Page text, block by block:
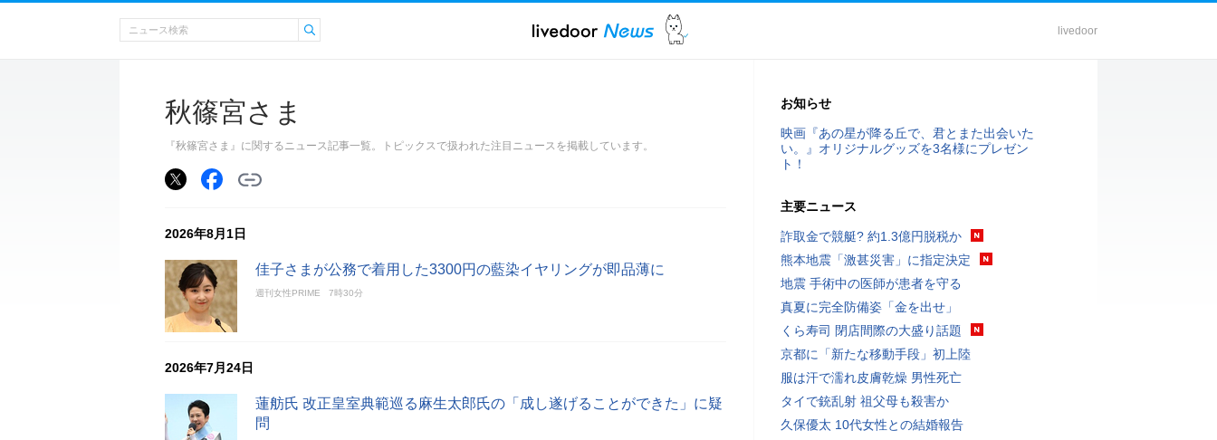
livedoor
秋篠宮さま
『秋篠宮さま』に関するニュース記事一覧。トピックスで扱われた注目ニュースを掲載しています。
2026年8月1日
佳子さまが公務で着用した3300円の藍染イヤリングが即品薄に
週刊女性PRIME 7時30分
2026年7月24日
蓮舫氏 改正皇室典範巡る麻生太郎氏の「成し遂げることができた」に疑
問
お知らせ
映画『あの星が降る丘で、君とまた出会いた
い。』オリジナルグッズを3名様にプレゼン
ト！
主要ニュース
詐取金で競艇? 約1.3億円脱税か
熊本地震「激甚災害」に指定決定
地震 手術中の医師が患者を守る
真夏に完全防備姿「金を出せ」
くら寿司 閉店間際の大盛り話題
京都に「新たな移動手段」初上陸
服は汗で濡れ皮膚乾燥 男性死亡
タイで銃乱射 祖父母も殺害か
久保優太 10代女性との結婚報告